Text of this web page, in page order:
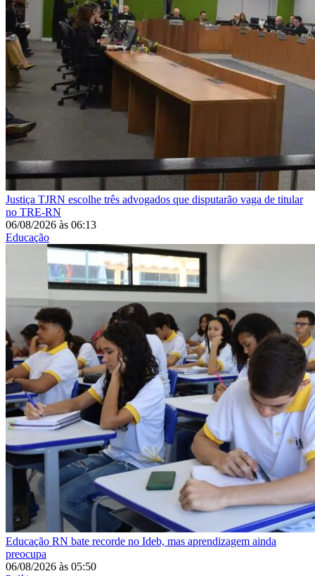
Justiça TJRN escolhe três advogados que disputarão vaga de titular
no TRE-RN
06/08/2026 às 06:13
Educação
Educação RN bate recorde no Ideb, mas aprendizagem ainda
preocupa
06/08/2026 às 05:50